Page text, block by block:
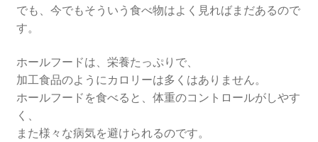
でも、今でもそういう食べ物はよく見ればまだあるので
す。
ホールフードは、栄養たっぷりで、
加工食品のようにカロリーは多くはありません。
ホールフードを食べると、体重のコントロールがしやす
く、
また様々な病気を避けられるのです。